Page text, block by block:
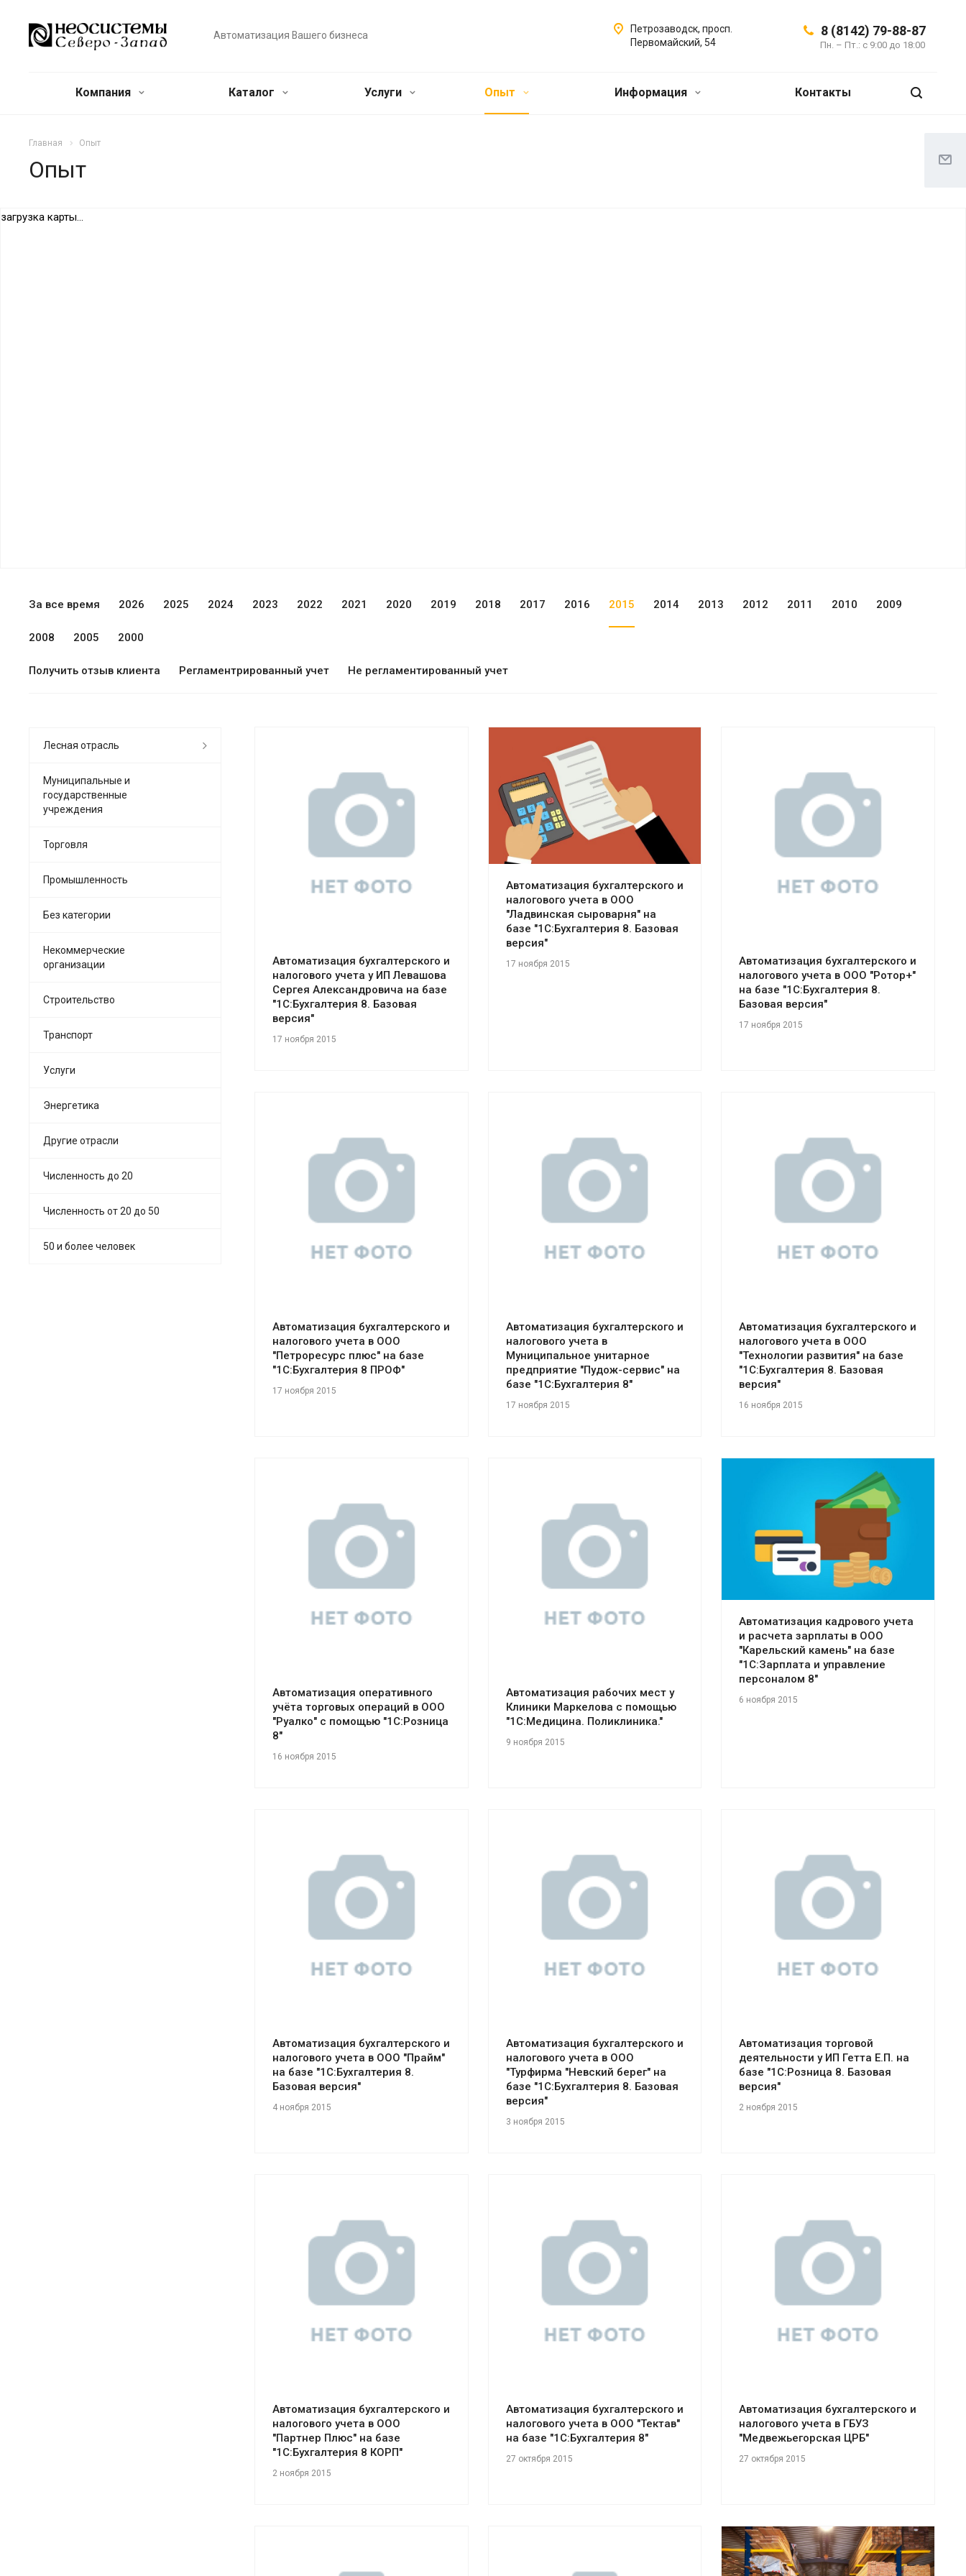
Автоматизация Вашего бизнеса 8 (8142) 79-88-87
Пн. – Пт.: с 9:00 до 18:00
Петрозаводск, просп.
Первомайский, 54
Компания Каталог Услуги Опыт Информация Контакты
Главная Опыт
Опыт
загрузка карты...
За все время 2026 2025 2024 2023 2022 2021 2020 2019 2018 2017 2016 2015 2014 2013 2012 2011 2010 2009
2008 2005 2000
Получить отзыв клиента Регламентрированный учет Не регламентированный учет
Смотреть проект
Автоматизация бухгалтерского и
налогового учета у ИП Левашова
Сергея Александровича на базе
"1С:Бухгалтерия 8. Базовая
версия"
17 ноября 2015
Смотреть проект
Автоматизация бухгалтерского и
налогового учета в ООО
"Ладвинская сыроварня" на
базе "1С:Бухгалтерия 8. Базовая
версия"
17 ноября 2015
Смотреть проект
Автоматизация бухгалтерского и
налогового учета в ООО "Ротор+"
на базе "1С:Бухгалтерия 8.
Базовая версия"
17 ноября 2015
Смотреть проект
Автоматизация бухгалтерского и
налогового учета в ООО
"Петроресурс плюс" на базе
"1С:Бухгалтерия 8 ПРОФ"
17 ноября 2015
Смотреть проект
Автоматизация бухгалтерского и
налогового учета в
Муниципальное унитарное
предприятие "Пудож-сервис" на
базе "1С:Бухгалтерия 8"
17 ноября 2015
Смотреть проект
Автоматизация бухгалтерского и
налогового учета в ООО
"Технологии развития" на базе
"1С:Бухгалтерия 8. Базовая
версия"
16 ноября 2015
Смотреть проект
Автоматизация оперативного
учёта торговых операций в ООО
"Руалко" с помощью "1С:Розница
8"
16 ноября 2015
Смотреть проект
Автоматизация рабочих мест у
Клиники Маркелова с помощью
"1С:Медицина. Поликлиника."
9 ноября 2015
Смотреть проект
Автоматизация кадрового учета
и расчета зарплаты в ООО
"Карельский камень" на базе
"1С:Зарплата и управление
персоналом 8"
6 ноября 2015
Смотреть проект
Автоматизация бухгалтерского и
налогового учета в ООО "Прайм"
на базе "1С:Бухгалтерия 8.
Базовая версия"
4 ноября 2015
Смотреть проект
Автоматизация бухгалтерского и
налогового учета в ООО
"Турфирма "Невский берег" на
базе "1С:Бухгалтерия 8. Базовая
версия"
3 ноября 2015
Смотреть проект
Автоматизация торговой
деятельности у ИП Гетта Е.П. на
базе "1С:Розница 8. Базовая
версия"
2 ноября 2015
Смотреть проект
Автоматизация бухгалтерского и
налогового учета в ООО
"Партнер Плюс" на базе
"1С:Бухгалтерия 8 КОРП"
2 ноября 2015
Смотреть проект
Автоматизация бухгалтерского и
налогового учета в ООО "Тектав"
на базе "1С:Бухгалтерия 8"
27 октября 2015
Смотреть проект
Автоматизация бухгалтерского и
налогового учета в ГБУЗ
"Медвежьегорская ЦРБ"
27 октября 2015
Лесная отрасль
Муниципальные и
государственные
учреждения
Торговля
Промышленность
Без категории
Некоммерческие
организации
Строительство
Транспорт
Услуги
Энергетика
Другие отрасли
Численность до 20
Численность от 20 до 50
50 и более человек